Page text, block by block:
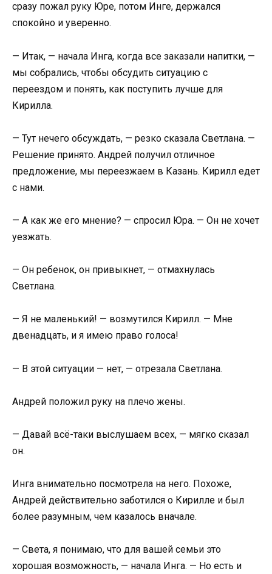
сразу пожал руку Юре, потом Инге, держался
спокойно и уверенно.
— Итак, — начала Инга, когда все заказали напитки, —
мы собрались, чтобы обсудить ситуацию с
переездом и понять, как поступить лучше для
Кирилла.
— Тут нечего обсуждать, — резко сказала Светлана. —
Решение принято. Андрей получил отличное
предложение, мы переезжаем в Казань. Кирилл едет
с нами.
— А как же его мнение? — спросил Юра. — Он не хочет
уезжать.
— Он ребенок, он привыкнет, — отмахнулась
Светлана.
— Я не маленький! — возмутился Кирилл. — Мне
двенадцать, и я имею право голоса!
— В этой ситуации — нет, — отрезала Светлана.
Андрей положил руку на плечо жены.
— Давай всё-таки выслушаем всех, — мягко сказал
он.
Инга внимательно посмотрела на него. Похоже,
Андрей действительно заботился о Кирилле и был
более разумным, чем казалось вначале.
— Света, я понимаю, что для вашей семьи это
хорошая возможность, — начала Инга. — Но есть и